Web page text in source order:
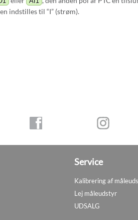
indstilles til “I” (strøm).
Service
Kalibrering af
Lej måleudstyr
UDSALG